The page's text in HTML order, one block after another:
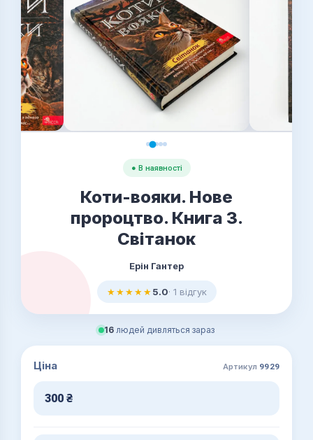
● В наявності
Коти-вояки. Нове
пророцтво. Книга 3.
Світанок
Ерін Гантер
★★★★★5.0· 1 відгук
16 людей дивляться зараз
Ціна Артикул 9929
300 ₴